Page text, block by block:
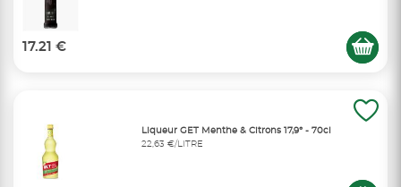
17.21 €
Liqueur GET Menthe & Citrons 17,9° - 70cl
22,63 €/LITRE